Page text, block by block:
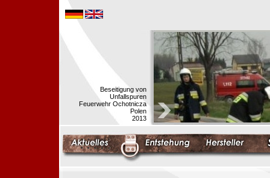
Beseitigung von
Unfallspuren
Feuerwehr Ochotnicza
Polen
2013